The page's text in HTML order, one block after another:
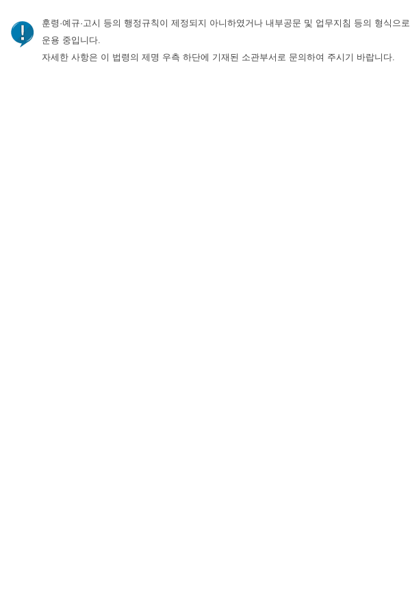
훈령·예규·고시 등의 행정규칙이 제정되지 아니하였거나 내부공문 및 업무지침 등의 형식으로
운용 중입니다.
자세한 사항은 이 법령의 제명 우측 하단에 기재된 소관부서로 문의하여 주시기 바랍니다.